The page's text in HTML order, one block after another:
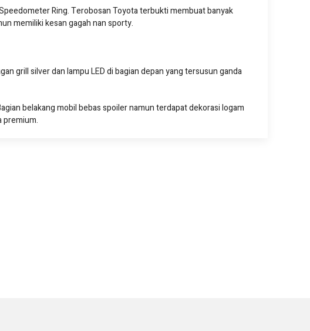
Ring. Terobosan Toyota terbukti membuat banyak
memiliki kesan gagah nan sporty.
grill silver dan lampu LED di bagian depan yang tersusun ganda
belakang mobil bebas spoiler namun terdapat dekorasi logam
premium.